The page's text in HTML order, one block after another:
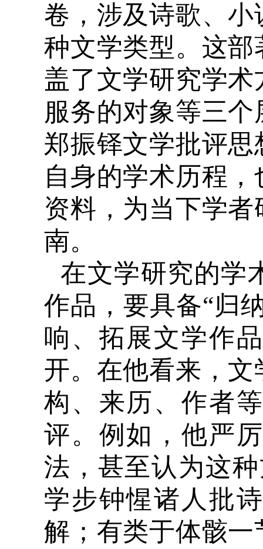
卷，涉及诗歌、
种文学类型。这
盖了文学研究学
服务的对象等三
郑振铎文学批评
自身的学术历程
资料，为当下学
南。
在文学研究的学
作品，要具备“归
响、拓展文学作
开。在他看来，
构、来历、作者
评。例如，他严
法，甚至认为这
学步钟惺诸人批
解；有类于体骸